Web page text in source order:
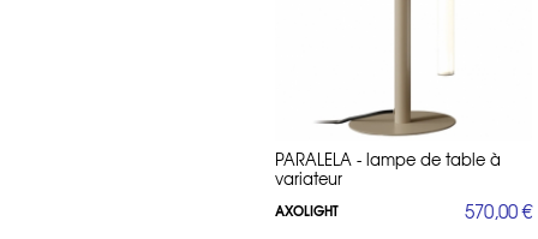
PARALELA - lampe de table à
variateur
AXOLIGHT 570,00 €